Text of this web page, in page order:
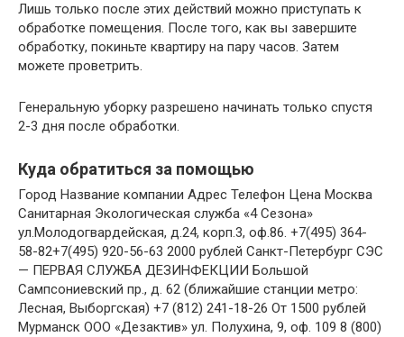
Лишь только после этих действий можно приступать к
обработке помещения. После того, как вы завершите
обработку, покиньте квартиру на пару часов. Затем
можете проветрить.
Генеральную уборку разрешено начинать только спустя
2-3 дня после обработки.
Куда обратиться за помощью
Город Название компании Адрес Телефон Цена Москва
Санитарная Экологическая служба «4 Сезона»
ул.Молодогвардейская, д.24, корп.3, оф.86. +7(495) 364-
58-82+7(495) 920-56-63 2000 рублей Санкт-Петербург СЭС
— ПЕРВАЯ СЛУЖБА ДЕЗИНФЕКЦИИ Большой
Сампсониевский пр., д. 62 (ближайшие станции метро:
Лесная, Выборгская) +7 (812) 241-18-26 От 1500 рублей
Мурманск ООО «Дезактив» ул. Полухина, 9, оф. 109 8 (800)